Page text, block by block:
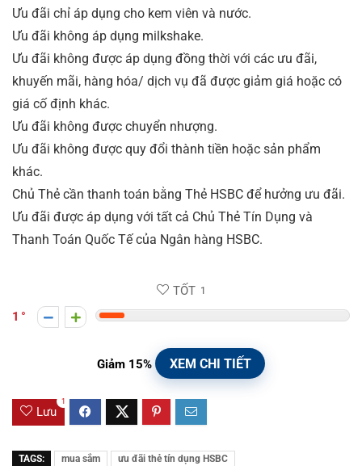
Ưu đãi chỉ áp dụng cho kem viên và nước.
Ưu đãi không áp dụng milkshake.
Ưu đãi không được áp dụng đồng thời với các ưu đãi,
khuyến mãi, hàng hóa/ dịch vụ đã được giảm giá hoặc có
giá cố định khác.
Ưu đãi không được chuyển nhượng.
Ưu đãi không được quy đổi thành tiền hoặc sản phẩm
khác.
Chủ Thẻ cần thanh toán bằng Thẻ HSBC để hưởng ưu đãi.
Ưu đãi được áp dụng với tất cả Chủ Thẻ Tín Dụng và
Thanh Toán Quốc Tế của Ngân hàng HSBC.
TỐT 1
1
Giảm 15% XEM CHI TIẾT
Lưu
1
TAGS: mua sắm ưu đãi thẻ tín dụng HSBC